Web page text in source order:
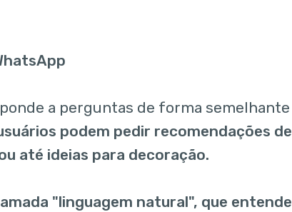
a perguntas de forma semelhante
podem pedir recomendações de
até ideias para decoração.
"linguagem natural", que entende